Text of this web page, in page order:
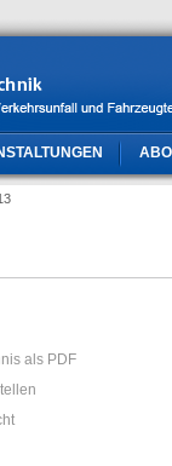
als PDF